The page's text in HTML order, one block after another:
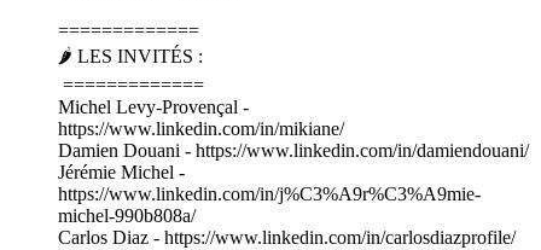
=============
🌶️ LES INVITÉS :
=============
Michel Levy-Provençal -
https://www.linkedin.com/in/mikiane/
Damien Douani - https://www.linkedin.com/in/damiendouani/
Jérémie Michel -
https://www.linkedin.com/in/j%C3%A9r%C3%A9mie-
michel-990b808a/
Carlos Diaz - https://www.linkedin.com/in/carlosdiazprofile/